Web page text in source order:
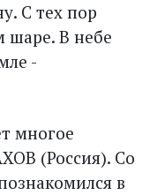
С тех пор
шаре. В небе
-
многое
(Россия). Со
в